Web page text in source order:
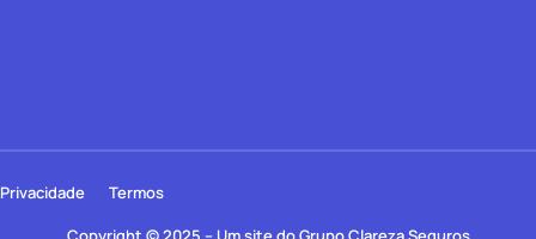
Privacidade Termos